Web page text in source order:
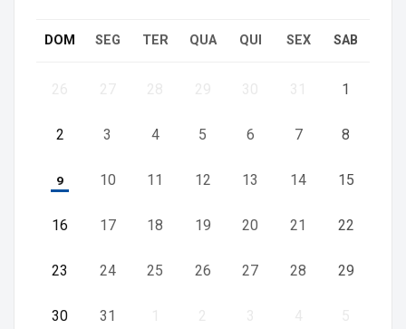
DOM SEG TER QUA QUI SEX SAB
1
2 3 4 5 6 7 8
9 10 11 12 13 14 15
16 17 18 19 20 21 22
23 24 25 26 27 28 29
30 31